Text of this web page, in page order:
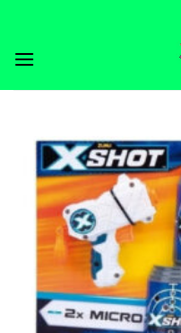
contenido